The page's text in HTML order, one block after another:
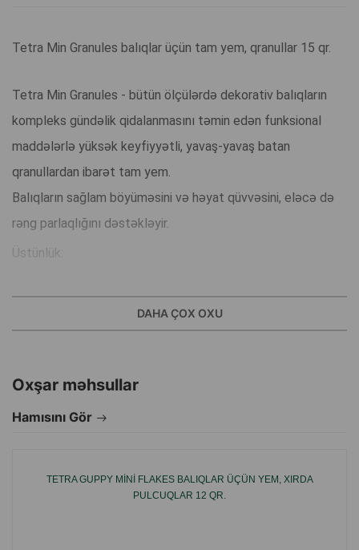
Tetra Min Granules balıqlar üçün tam yem, qranullar 15 qr.
Tetra Min Granules - bütün ölçülərdə dekorativ balıqların
kompleks gündəlik qidalanmasını təmin edən funksional
maddələrlə yüksək keyfiyyətli, yavaş-yavaş batan
qranullardan ibarət tam yem.
Balıqların sağlam böyüməsini və həyat qüvvəsini, eləcə də
rəng parlaqlığını dəstəkləyir.
Üstünlük:
Həzm dəstəyi.
Hər ölçüdəki şirin su dekorativ balıqları üçün incə
Yüksək keyfiyyətli xammalın 40-dan çox tərkib hissəsindən
DAHA ÇOX OXU
Oxşar məhsullar
Hamısını Gör
TETRA GUPPY MINI FLAKES BALIQLAR ÜÇÜN YEM, XIRDA
PULCUQLAR 12 QR.